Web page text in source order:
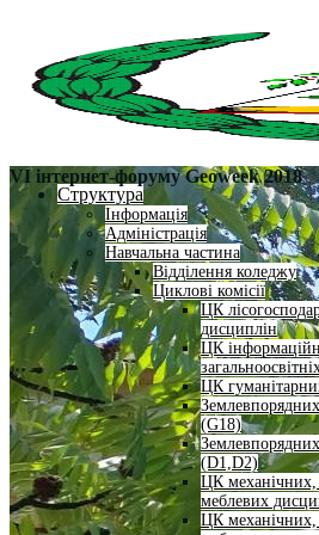
Структура
Інформація
Адміністрація
Навчальна частина
Відділення коледжу
Циклові комісії
ЦК
дисциплін
ЦК
ЦК
(G18)
(D1,D2)
ЦК механічних,
меблевих
ЦК механічних,
VI інтернет-форуму Geoweek 2018